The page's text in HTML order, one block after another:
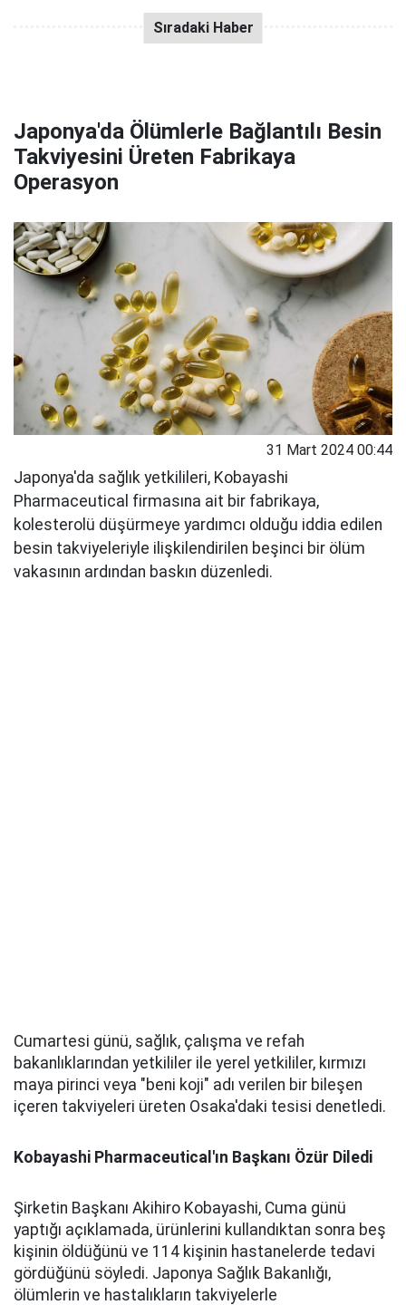
Japonya'da Ölümlerle Bağlantılı Besin
Takviyesini Üreten Fabrikaya
Operasyon
31 Mart 2024 00:44
Japonya'da sağlık yetkilileri, Kobayashi
Pharmaceutical firmasına ait bir fabrikaya,
kolesterolü düşürmeye yardımcı olduğu iddia edilen
besin takviyeleriyle ilişkilendirilen beşinci bir ölüm
vakasının ardından baskın düzenledi.
Cumartesi günü, sağlık, çalışma ve refah
bakanlıklarından yetkililer ile yerel yetkililer, kırmızı
maya pirinci veya "beni koji" adı verilen bir bileşen
içeren takviyeleri üreten Osaka'daki tesisi denetledi.
Kobayashi Pharmaceutical'ın Başkanı Özür Diledi
Şirketin Başkanı Akihiro Kobayashi, Cuma günü
yaptığı açıklamada, ürünlerini kullandıktan sonra beş
kişinin öldüğünü ve 114 kişinin hastanelerde tedavi
gördüğünü söyledi. Japonya Sağlık Bakanlığı,
ölümlerin ve hastalıkların takviyelerle